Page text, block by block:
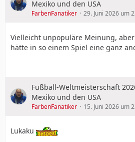
Mexiko und den USA
FarbenFanatiker 29. Juni 2026 um
Vielleicht unpopuläre Meinung,
hätte in so einem Spiel eine ganz
Fußball-Weltmeisterschaft
Mexiko und den USA
FarbenFanatiker 15. Juni 2026 um
Lukaku